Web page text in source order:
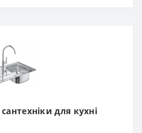
для кухні